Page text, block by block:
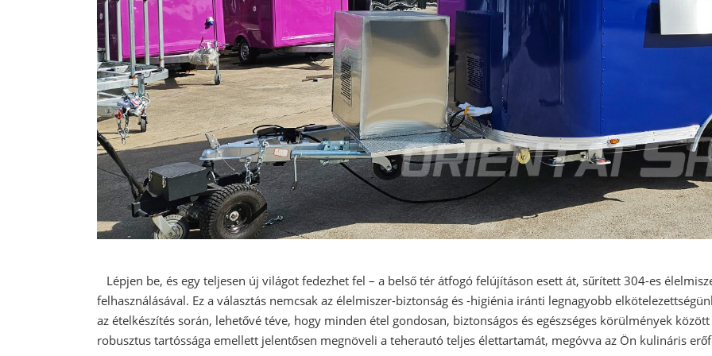
Lépjen be, és egy teljesen új világot fedezhet fel – a belső tér átfogó felújításon esett át, sűrített 304-es
felhasználásával. Ez a választás nemcsak az élelmiszer-biztonság és -higiénia iránti legnagyobb
az ételkészítés során, lehetővé téve, hogy minden étel gondosan, biztonságos és egészséges körülmények
robusztus tartóssága emellett jelentősen megnöveli a teherautó teljes élettartamát, megóvva az Ön kulináris